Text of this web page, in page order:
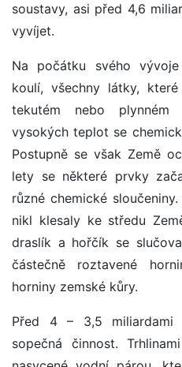
soustavy, asi před 4,6
vyvíjet.
Na počátku svého
koulí, všechny látky,
tekutém nebo plynném
vysokých teplot se
Postupně se však Země
lety se některé prvky
různé chemické
nikl klesaly ke středu
draslík a hořčík se
částečně roztavené
horniny zemské kůry.
Před 4 – 3,5 miliardami
sopečná činnost.